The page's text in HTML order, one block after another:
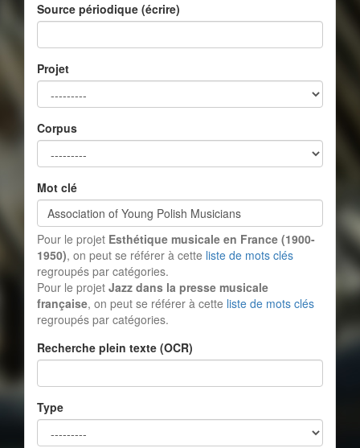
Source périodique (écrire)
Projet
Corpus
Mot clé
Pour le projet Esthétique musicale en France (1900-
1950), on peut se référer à cette liste de mots clés
regroupés par catégories.
Pour le projet Jazz dans la presse musicale
française, on peut se référer à cette liste de mots clés
regroupés par catégories.
Recherche plein texte (OCR)
Type